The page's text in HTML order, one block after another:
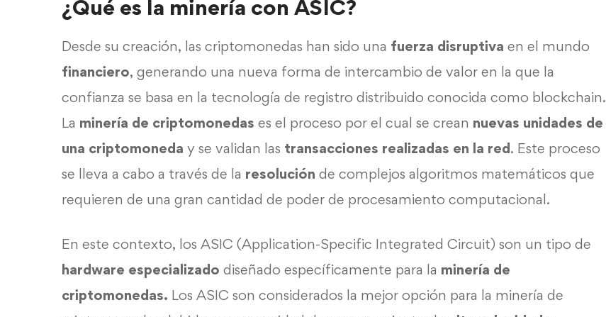
¿Qué es la minería con ASIC?
Desde su creación, las criptomonedas han sido una fuerza disruptiva en el mundo
financiero, generando una nueva forma de intercambio de valor en la que la
confianza se basa en la tecnología de registro distribuido conocida como blockchain.
La minería de criptomonedas es el proceso por el cual se crean nuevas unidades de
una criptomoneda y se validan las transacciones realizadas en la red. Este proceso
se lleva a cabo a través de la resolución de complejos algoritmos matemáticos que
requieren de una gran cantidad de poder de procesamiento computacional.
En este contexto, los ASIC (Application-Specific Integrated Circuit) son un tipo de
hardware especializado diseñado específicamente para la minería de
criptomonedas. Los ASIC son considerados la mejor opción para la minería de